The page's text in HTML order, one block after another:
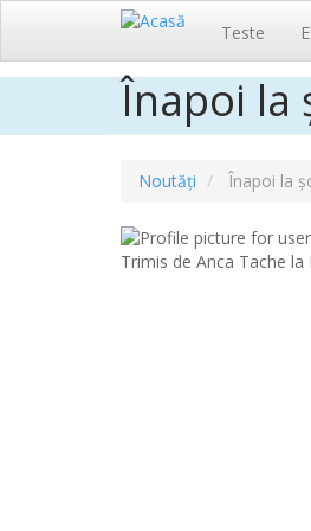
conținutul
Navigare
principală
Teste
Înapoi la
Noutăți Înapoi la
Trimis de Anca Tache la